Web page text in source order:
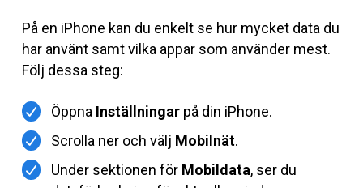
På en iPhone kan du enkelt se hur mycket data du
har använt samt vilka appar som använder mest.
Följ dessa steg:
Öppna Inställningar på din iPhone.
Scrolla ner och välj Mobilnät.
Under sektionen för Mobildata, ser du